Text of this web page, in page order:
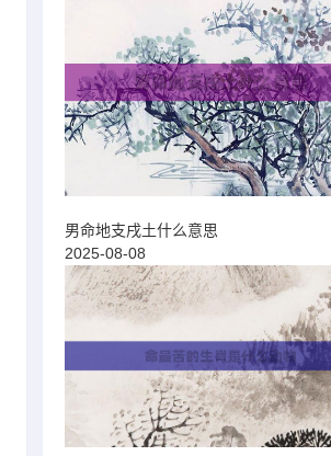
男命地支戌土什么意思
2025-08-08